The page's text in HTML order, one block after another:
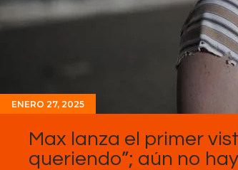
ENERO 27, 2025
Max lanza el primer
queriendo”; aún no